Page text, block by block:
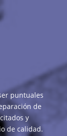
puntuales
de
y
de calidad.